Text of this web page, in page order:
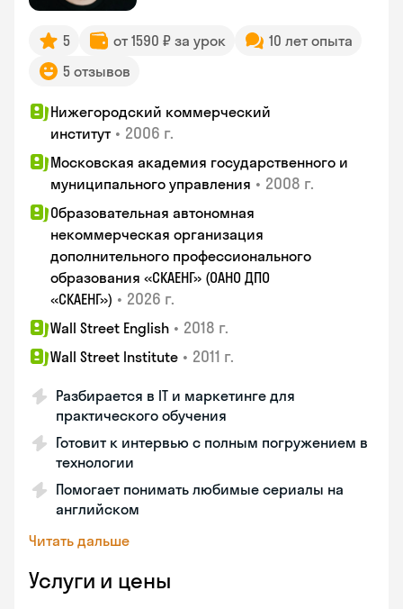
5 от 1590 ₽ за урок
10 лет опыта
5 отзывов
Нижегородский коммерческий
институт • 2006 г.
Московская академия государственного и
муниципального управления • 2008 г.
Образовательная автономная
некоммерческая организация
дополнительного профессионального
образования «СКАЕНГ» (ОАНО ДПО
«СКАЕНГ») • 2026 г.
Wall Street English • 2018 г.
Wall Street Institute • 2011 г.
Разбирается в IT и маркетинге для
практического обучения
Готовит к интервью с полным погружением в
технологии
Помогает понимать любимые сериалы на
английском
Читать дальше
Услуги и цены